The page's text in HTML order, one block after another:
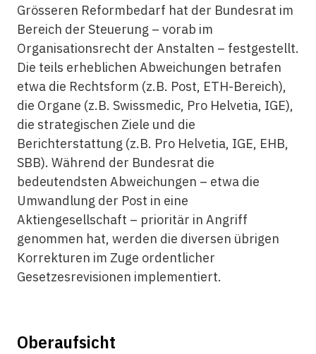
Grösseren Reformbedarf hat der Bundesrat im
Bereich der Steuerung – vorab im
Organisationsrecht der Anstalten – festgestellt.
Die teils erheblichen Abweichungen betrafen
etwa die Rechtsform (z.B. Post, ETH-Bereich),
die Organe (z.B. Swissmedic, Pro Helvetia, IGE),
die strategischen Ziele und die
Berichterstattung (z.B. Pro Helvetia, IGE, EHB,
SBB). Während der Bundesrat die
bedeutendsten Abweichungen – etwa die
Umwandlung der Post in eine
Aktiengesellschaft – prioritär in Angriff
genommen hat, werden die diversen übrigen
Korrekturen im Zuge ordentlicher
Gesetzesrevisionen implementiert.
Oberaufsicht